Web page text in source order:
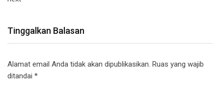
Tinggalkan Balasan
Alamat email Anda tidak akan dipublikasikan. Ruas yang wajib
ditandai *